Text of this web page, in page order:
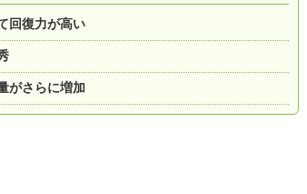
回復力が高い
がさらに増加